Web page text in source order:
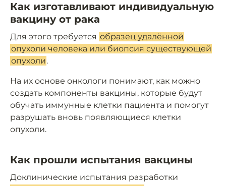
Как изготавливают индивидуальную
вакцину от рака
Для этого требуется образец удалённой
опухоли человека или биопсия существующей
опухоли.
На их основе онкологи понимают, как можно
создать компоненты вакцины, которые будут
обучать иммунные клетки пациента и помогут
разрушать вновь появляющиеся клетки
опухоли.
Как прошли испытания вакцины
Доклинические испытания разработки